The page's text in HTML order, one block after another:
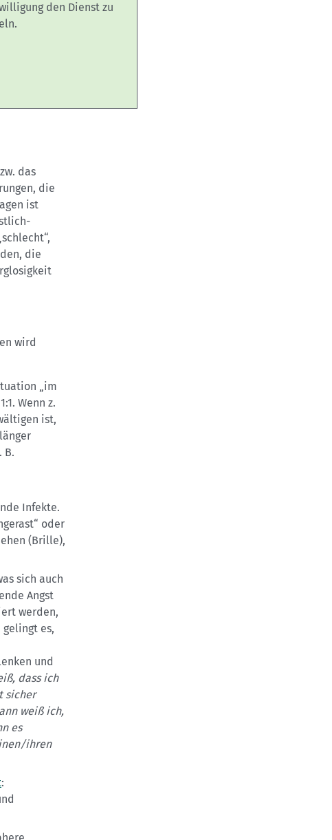
den Dienst zu
das
die
ist
die
wird
„im
Wenn z.
ist,
B.
Infekte.
oder
(Brille),
sich auch
Angst
werden,
es,
und
dass ich
sicher
weiß ich,
es
ihren
: